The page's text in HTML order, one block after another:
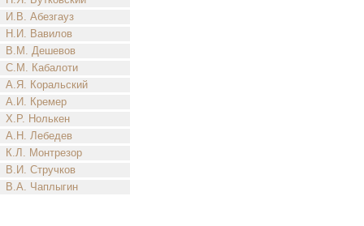
И.В. Абезгауз
Н.И. Вавилов
В.М. Дешевов
С.М. Кабалоти
А.Я. Коральский
А.И. Кремер
Х.Р. Нолькен
А.Н. Лебедев
К.Л. Монтрезор
В.И. Стручков
В.А. Чаплыгин